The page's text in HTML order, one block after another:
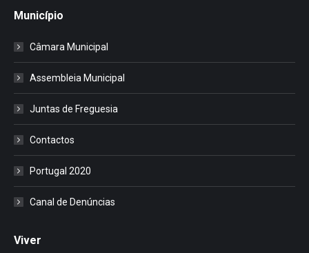
Município
Câmara Municipal
Assembleia Municipal
Juntas de Freguesia
Contactos
Portugal 2020
Canal de Denúncias
Viver